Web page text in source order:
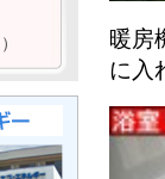
暖房
に入